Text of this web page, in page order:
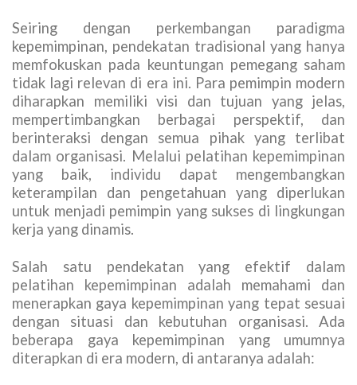
Seiring dengan perkembangan paradigma
kepemimpinan, pendekatan tradisional yang hanya
memfokuskan pada keuntungan pemegang saham
tidak lagi relevan di era ini. Para pemimpin modern
diharapkan memiliki visi dan tujuan yang jelas,
mempertimbangkan berbagai perspektif, dan
berinteraksi dengan semua pihak yang terlibat
dalam organisasi. Melalui pelatihan kepemimpinan
yang baik, individu dapat mengembangkan
keterampilan dan pengetahuan yang diperlukan
untuk menjadi pemimpin yang sukses di lingkungan
kerja yang dinamis.
Salah satu pendekatan yang efektif dalam
pelatihan kepemimpinan adalah memahami dan
menerapkan gaya kepemimpinan yang tepat sesuai
dengan situasi dan kebutuhan organisasi. Ada
beberapa gaya kepemimpinan yang umumnya
diterapkan di era modern, di antaranya adalah: